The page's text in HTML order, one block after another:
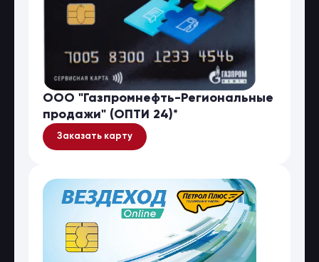
ООО "Газпромнефть-Региональные
продажи" (ОПТИ 24)*
Заказать карту